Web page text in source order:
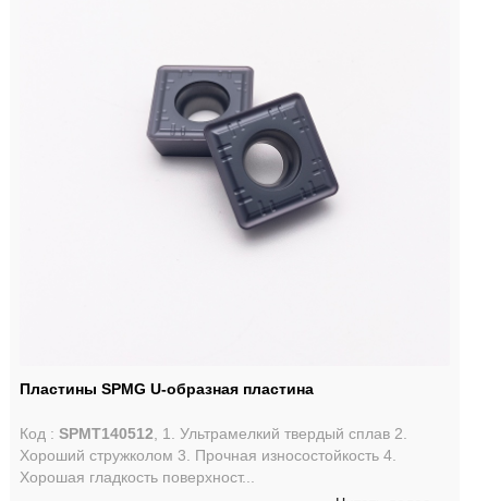
Пластины SPMG U-образная пластина
Код : SPMT140512 , 1. Ультрамелкий твердый сплав 2.
Хороший стружколом 3. Прочная износостойкость 4.
Хорошая гладкость поверхност...